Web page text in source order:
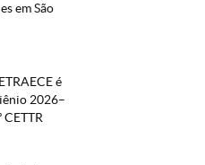
em São
é
2026–